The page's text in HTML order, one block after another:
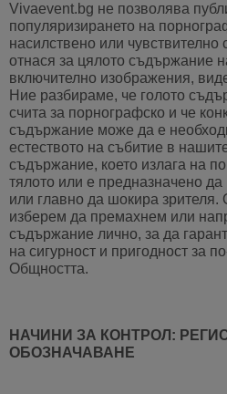
Vivaevent.bg не позволява
популяризирането на
насилствено или
отнася за цялото съдържание
включително изображения,
Ние разбираме, че голото
счита за порнографско и че
съдържание може да е
естеството на събитие в
съдържание, което излага на
тялото или е предназначено
или главно да шокира
изберем да премахнем или
съдържание лично, за да
на сигурност и пригодност за
Общността.
НАЧИНИ ЗА КОНТРОЛ:
ОБОЗНАЧАВАНЕ